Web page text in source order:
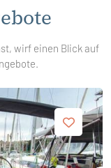
wirf einen Blick auf